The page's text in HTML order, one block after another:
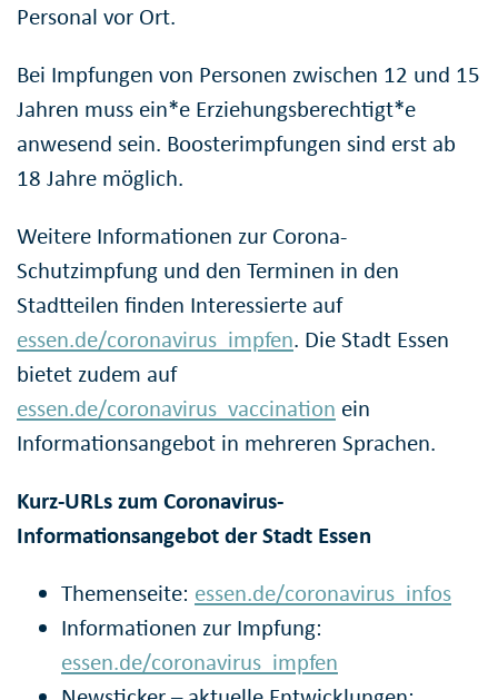
Personal vor Ort.
Bei Impfungen von Personen zwischen 12 und 15
Jahren muss ein*e Erziehungsberechtigt*e
anwesend sein. Boosterimpfungen sind erst ab
18 Jahre möglich.
Weitere Informationen zur Corona-
Schutzimpfung und den Terminen in den
Stadtteilen finden Interessierte auf
essen.de/coronavirus_impfen. Die Stadt Essen
bietet zudem auf
essen.de/coronavirus_vaccination ein
Informationsangebot in mehreren Sprachen.
Kurz-URLs zum Coronavirus-
Informationsangebot der Stadt Essen
Themenseite: essen.de/coronavirus_infos
Informationen zur Impfung:
essen.de/coronavirus_impfen